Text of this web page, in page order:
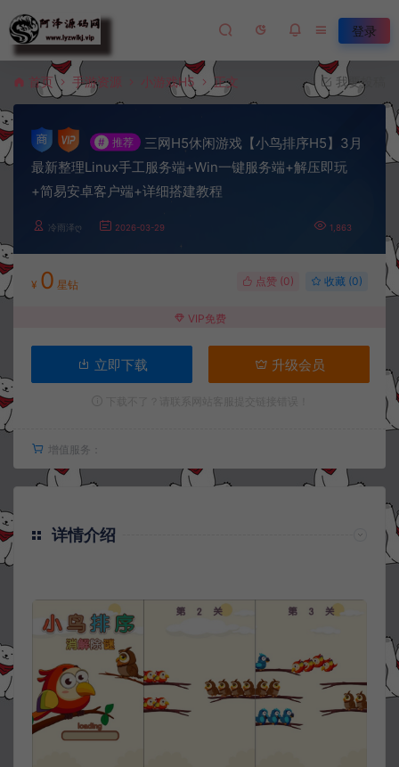
登录
首页 手游资源 小游戏H5 正文 我要投稿
# 推荐
三网H5休闲游戏【小鸟排序H5】3月
最新整理Linux手工服务端+Win一键服务端+解压即玩
+简易安卓客户端+详细搭建教程
冷雨泽ღ 2026-03-29 1,863
¥ 0 星钻 点赞 (0) 收藏 (0)
VIP免费
立即下载 升级会员
增值服务：
详情介绍